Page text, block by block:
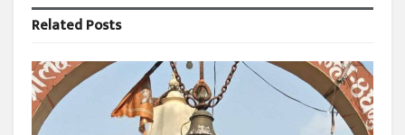
RelatedPosts